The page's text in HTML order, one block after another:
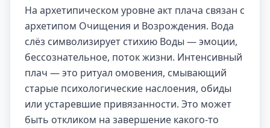
На архетипическом уровне акт плача связан с
архетипом Очищения и Возрождения. Вода
слёз символизирует стихию Воды — эмоции,
бессознательное, поток жизни. Интенсивный
плач — это ритуал омовения, смывающий
старые психологические наслоения, обиды
или устаревшие привязанности. Это может
быть откликом на завершение какого-то